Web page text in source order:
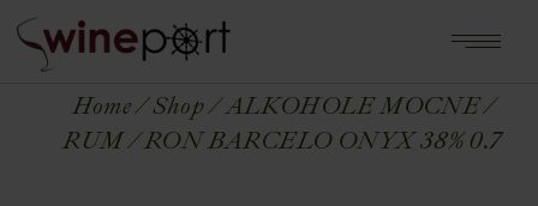
Home Shop
ALKOHOLE MOCNE
RUM
RON BARCELO ONYX 38% 0.7